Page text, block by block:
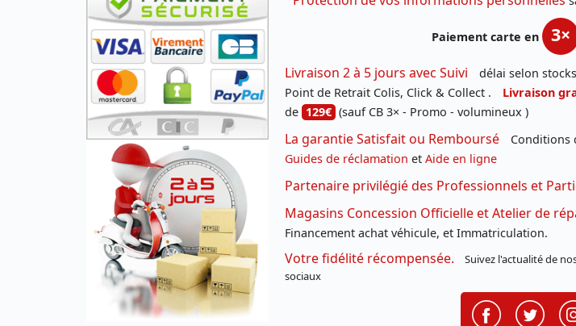
Paiement carte en 3×
Livraison 2 à 5 jours avec Suivi
délai selon
Point de Retrait Colis, Click & Collect .
Livraison
de 129€ (sauf CB 3× - Promo - volumineux )
La garantie Satisfait ou Remboursé
Conditions
Guides de réclamation et Aide en ligne
Partenaire privilégié des Professionnels et
Magasins Concession Officielle et Atelier de
Financement achat véhicule, et Immatriculation.
Votre fidélité récompensée.
Suivez l'actualité de
sociaux